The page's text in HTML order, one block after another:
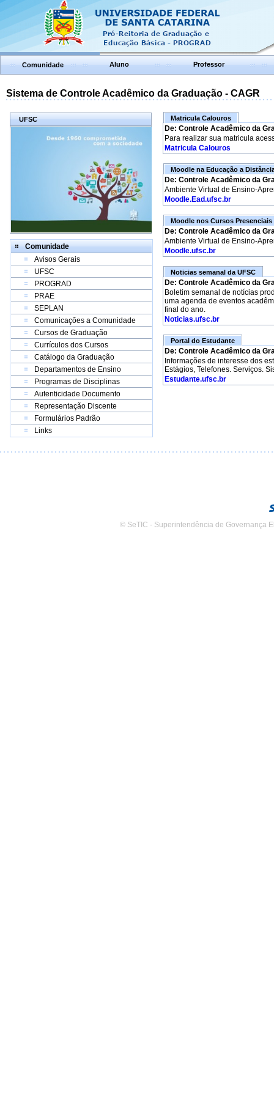
Comunidade Aluno Professor
Sistema de Controle Acadêmico da Graduação - CAGR
UFSC
Comunidade
Avisos Gerais
UFSC
PROGRAD
PRAE
SEPLAN
Comunicações a Comunidade
Cursos de Graduação
Currículos dos Cursos
Catálogo da Graduação
Departamentos de Ensino
Programas de Disciplinas
Autenticidade Documento
Representação Discente
Formulários Padrão
Links
Matricula Calouros
De: Controle Acadêmico da
Para realizar sua matricula
Matricula Calouros
Moodle na Educação a
De: Controle Acadêmico da
Ambiente Virtual de Ensino-
Moodle.Ead.ufsc.br
Moodle nos Cursos Presenciais
De: Controle Acadêmico da
Ambiente Virtual de Ensino-
Moodle.ufsc.br
Noticias semanal da UFSC
De: Controle Acadêmico da
Boletim semanal de notícias
uma agenda de eventos
final do ano.
Noticias.ufsc.br
Portal do Estudante
De: Controle Acadêmico da
Informações de interesse dos
Estágios, Telefones. Serviços.
Estudante.ufsc.br
© SeTIC - Superintendência de Governança